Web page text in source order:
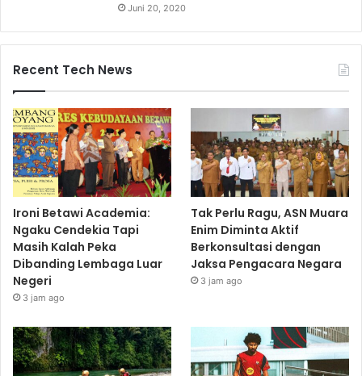
Juni 20, 2020
Recent Tech News
Ironi Betawi Academia:
Ngaku Cendekia Tapi
Masih Kalah Peka
Dibanding Lembaga Luar
Negeri
3 jam ago
Tak Perlu Ragu, ASN Muara
Enim Diminta Aktif
Berkonsultasi dengan
Jaksa Pengacara Negara
3 jam ago